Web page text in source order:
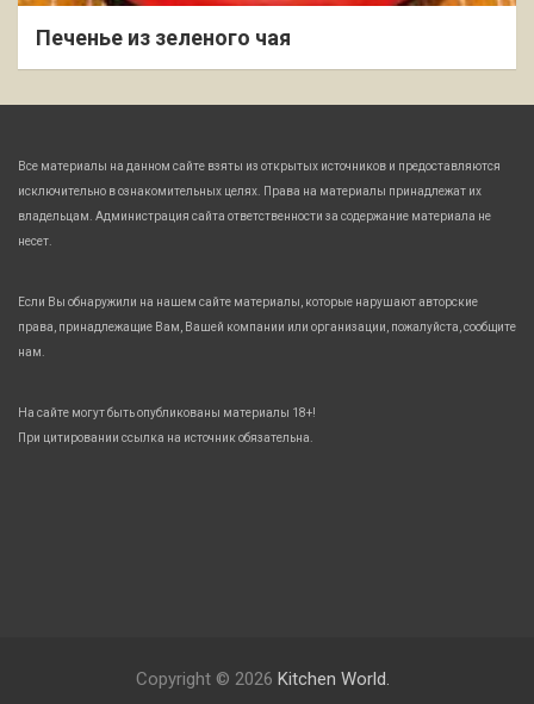
Печенье из зеленого чая
Все материалы на данном сайте взяты из открытых источников и предоставляются
исключительно в ознакомительных целях. Права на материалы принадлежат их
владельцам. Администрация сайта ответственности за содержание материала не
несет.
Если Вы обнаружили на нашем сайте материалы, которые нарушают авторские
права, принадлежащие Вам, Вашей компании или организации, пожалуйста, сообщите
нам.
На сайте могут быть опубликованы материалы 18+!
При цитировании ссылка на источник обязательна.
Copyright © 2026 Kitchen World.